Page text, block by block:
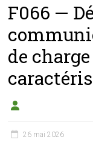
passion
boîtier
éthanol
F066 —
de
26 mai 2026